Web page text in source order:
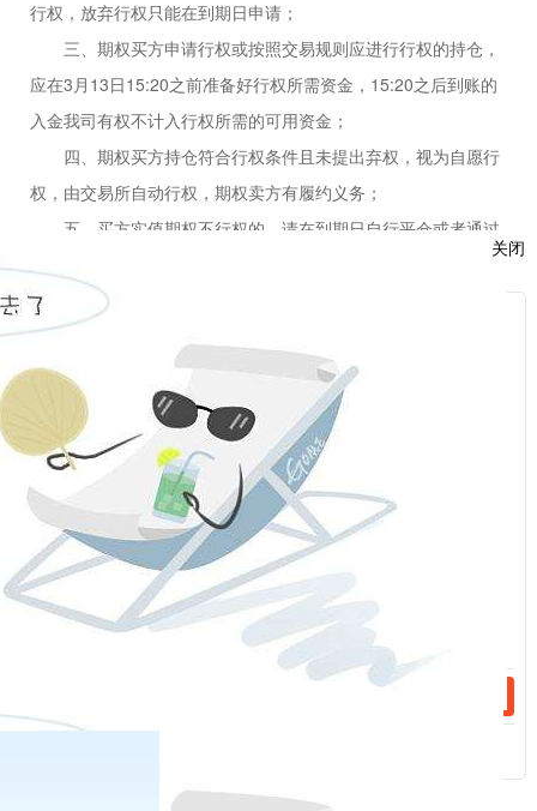
行权， 放弃行权只能在到期日申请；
三、期权买方申请行权或按照交易规则应进行行权的持仓，
应在3月 13日15:20之前准备好行权所需资金， 15:20之后到账的
入金我司有权不计入行权所需的可用资金；
四、期权买方持仓符合行权条件且未提出弃权，视为自愿行
权，由交易所自动行权，期权卖方有履约义务；
五、 买方实值期权不行权的，请在到期日自行平仓或者通过
自助交易终端或向我司提交放弃行权申请。买方虚值期权要行权
的，请通过自助交易终端或向我司提交行权申请，否则默认放弃
行权；
特此通知。
请广大投资者认真学习交易所发布的关于期权交易规则及其
他相关资料，随着到期日临近，期权的价格风险以及流动性风险
均会进一步加大，敬请广大投资者时刻关注账户情况，理性
易临近到期期权合约，根据实际情况妥善处理持仓，
行权与履约风险！
关闭
：
：